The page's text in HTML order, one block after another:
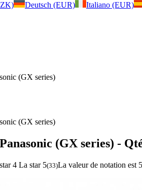
Deutsch (EUR) Italiano (EUR)
(GX series)
(GX series)
(GX series) -
4 La star 5(33)La valeur de notation est